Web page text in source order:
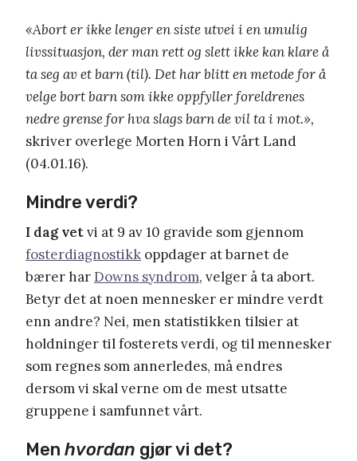
«Abort er ikke lenger en siste utvei i en umulig
livssituasjon, der man rett og slett ikke kan klare å
ta seg av et barn (til). Det har blitt en metode for å
velge bort barn som ikke oppfyller foreldrenes
nedre grense for hva slags barn de vil ta i mot.»,
skriver overlege Morten Horn i Vårt Land
(04.01.16).
Mindre verdi?
I dag vetvi at 9 av 10 gravide som gjennom
fosterdiagnostikk oppdager at barnet de
bærer har Downs syndrom, velger å ta abort.
Betyr det at noen mennesker er mindre verdt
enn andre? Nei, men statistikken tilsier at
holdninger til fosterets verdi, og til mennesker
som regnes som annerledes, må endres
dersom vi skal verne om de mest utsatte
gruppene i samfunnet vårt.
Men hvordan gjør vi det?